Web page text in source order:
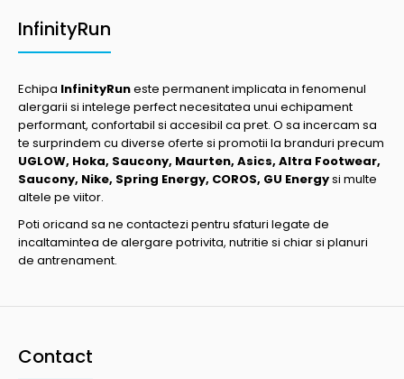
InfinityRun
Echipa InfinityRuneste permanent implicata in fenomenul
alergarii si intelege perfect necesitatea unui echipament
performant, confortabil si accesibil ca pret. O sa incercam sa
te surprindem cu diverse oferte si promotii la branduri precum
UGLOW, Hoka, Saucony, Maurten, Asics, Altra Footwear,
Saucony, Nike, Spring Energy, COROS, GU Energysi multe
altele pe viitor.
Poti oricand sa ne contactezi pentru sfaturi legate de
incaltamintea de alergare potrivita, nutritie si chiar si planuri
de antrenament.
Contact